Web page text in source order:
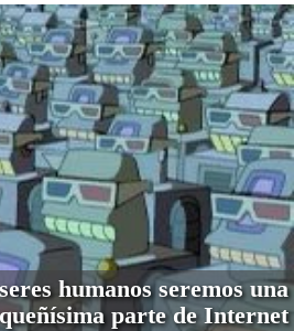
humanos seremos una
parte de Internet